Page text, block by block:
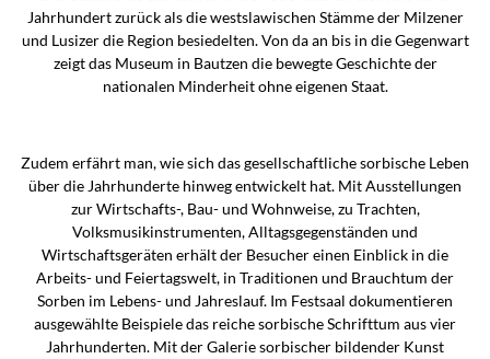
Jahrhundert zurück als die westslawischen Stämme der Milzener
und Lusizer die Region besiedelten. Von da an bis in die Gegenwart
zeigt das Museum in Bautzen die bewegte Geschichte der
nationalen Minderheit ohne eigenen Staat.
Zudem erfährt man, wie sich das gesellschaftliche sorbische Leben
über die Jahrhunderte hinweg entwickelt hat. Mit Ausstellungen
zur Wirtschafts-, Bau- und Wohnweise, zu Trachten,
Volksmusikinstrumenten, Alltagsgegenständen und
Wirtschaftsgeräten erhält der Besucher einen Einblick in die
Arbeits- und Feiertagswelt, in Traditionen und Brauchtum der
Sorben im Lebens- und Jahreslauf. Im Festsaal dokumentieren
ausgewählte Beispiele das reiche sorbische Schrifttum aus vier
Jahrhunderten. Mit der Galerie sorbischer bildender Kunst